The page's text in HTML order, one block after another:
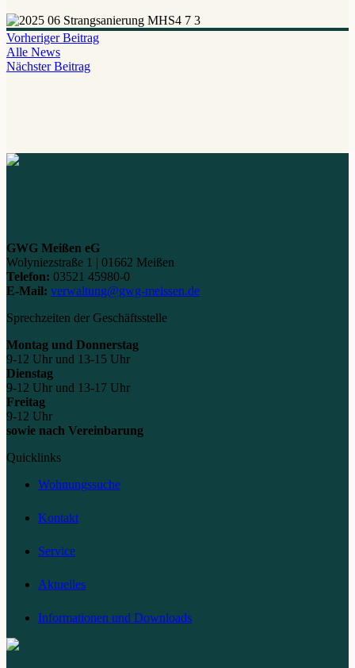
Vorheriger Beitrag
Alle News
Nächster Beitrag
GWG Meißen eG
Wolyniezstraße 1 | 01662 Meißen
Telefon: 03521 45980-0
E-Mail: verwaltung@gwg-meissen.de
Sprechzeiten der Geschäftsstelle
Montag und Donnerstag
9-12 Uhr und 13-15 Uhr
Dienstag
9-12 Uhr und 13-17 Uhr
Freitag
9-12 Uhr
sowie nach Vereinbarung
Quicklinks
Wohnungssuche
Kontakt
Service
Aktuelles
Informationen und Downloads